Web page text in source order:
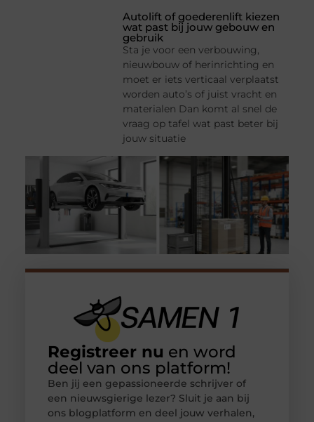
Autolift of goederenlift kiezen
wat past bij jouw gebouw en
gebruik
Sta je voor een verbouwing,
nieuwbouw of herinrichting en
moet er iets verticaal verplaatst
worden auto’s of juist vracht en
materialen Dan komt al snel de
vraag op tafel wat past beter bij
jouw situatie
Registreer nu en word
deel van ons platform!
Ben jij een gepassioneerde schrijver of
een nieuwsgierige lezer? Sluit je aan bij
ons blogplatform en deel jouw verhalen,